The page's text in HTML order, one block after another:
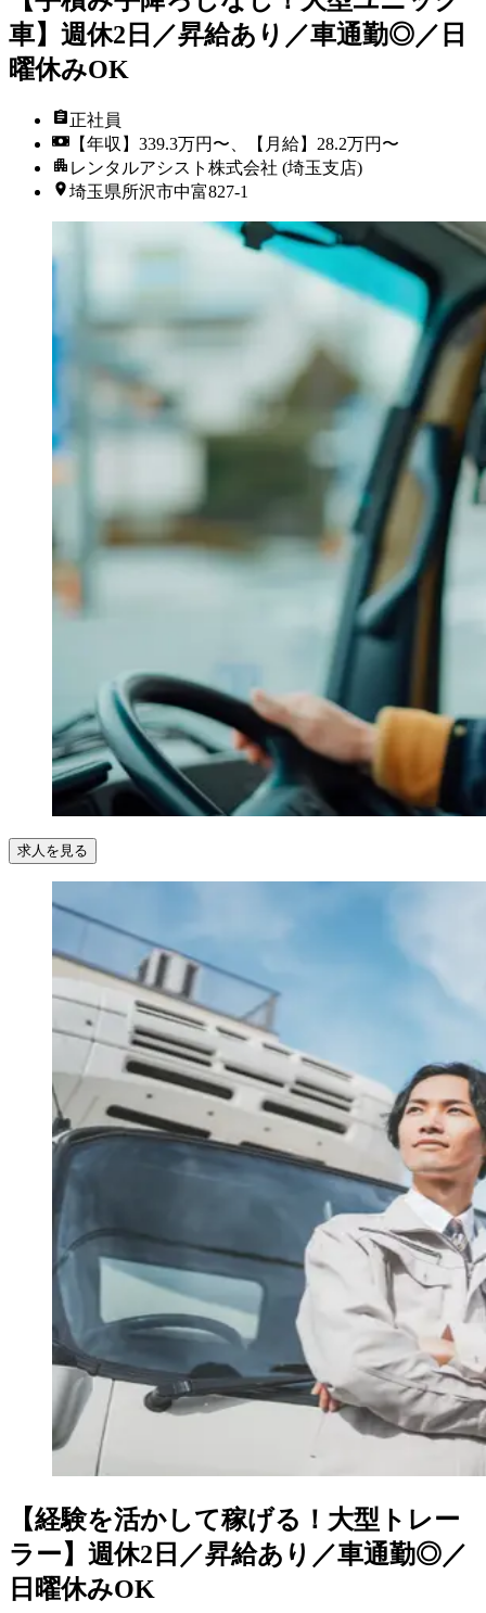
車】週休2日／昇給あり／車通勤◎／日
曜休みOK
正社員
【年収】339.3万円〜、【月給】28.2万円〜
レンタルアシスト株式会社 (埼玉支店)
埼玉県所沢市中富827-1
求人を見る
【経験を活かして稼げる！大型トレー
ラー】週休2日／昇給あり／車通勤◎／
日曜休みOK